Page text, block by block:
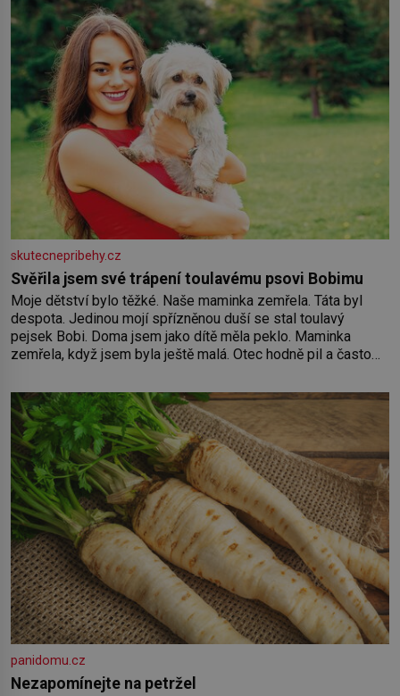
skutecnepribehy.cz
Svěřila jsem své trápení toulavému psovi Bobimu
Moje dětství bylo těžké. Naše maminka zemřela. Táta byl
despota. Jedinou mojí spřízněnou duší se stal toulavý
pejsek Bobi. Doma jsem jako dítě měla peklo. Maminka
zemřela, když jsem byla ještě malá. Otec hodně pil a často
do školy u nás na vesnici. Měli mě tam rádi, protože
panidomu.cz
Nezapomínejte na petržel